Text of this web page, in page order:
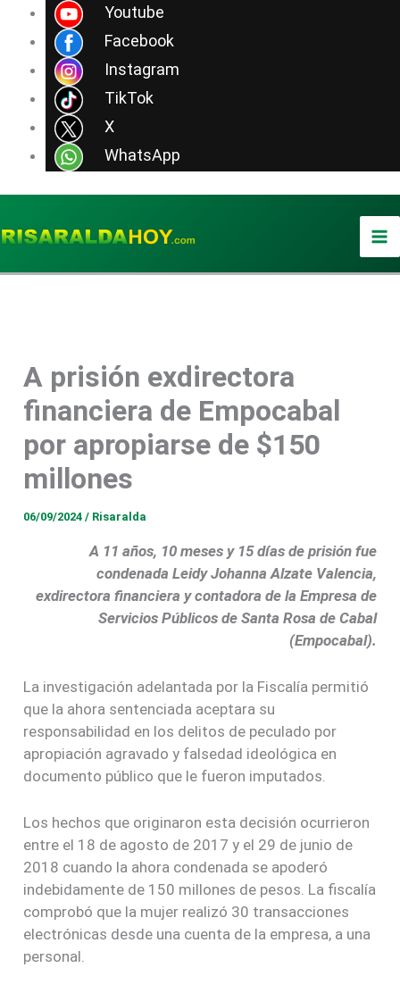
Youtube
Facebook
Instagram
TikTok
X
WhatsApp
contenido
https://depositphotos.com/es
A prisión exdirectora
financiera de Empocabal
por apropiarse de $150
millones
06/09/2024/ Risaralda
A 11 años, 10 meses y 15 días de prisión fue
condenada Leidy Johanna Alzate Valencia,
exdirectora financiera y contadora de la Empresa de
Servicios Públicos de Santa Rosa de Cabal
(Empocabal).
La investigación adelantada por la Fiscalía permitió
que la ahora sentenciada aceptara su
responsabilidad en los delitos de peculado por
apropiación agravado y falsedad ideológica en
documento público que le fueron imputados.
Los hechos que originaron esta decisión ocurrieron
entre el 18 de agosto de 2017 y el 29 de junio de
2018 cuando la ahora condenada se apoderó
indebidamente de 150 millones de pesos. La fiscalía
comprobó que la mujer realizó 30 transacciones
electrónicas desde una cuenta de la empresa, a una
personal.